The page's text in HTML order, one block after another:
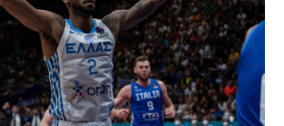
הצטרפות לחבילת הערוצים
לוח דרושים – ג'ובנט
תגיות